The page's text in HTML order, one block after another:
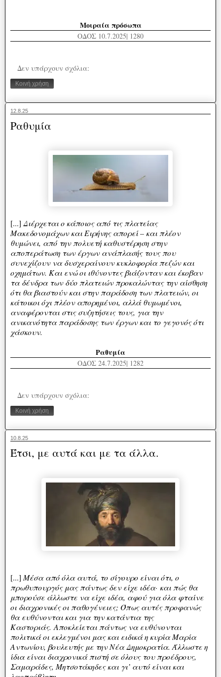
Μοιραία πρόσωπα
ΟΔΟΣ 10.7.2025| 1280
Δεν υπάρχουν σχόλια:
Κοινή χρήση
12.8.25
Ραθυμία
[...] Διέρχεται ο κάποιος από τις πλατείας
Μακεδονομάχων και Ειρήνης απορεί – και πλέον
θυμώνει, από την πολυετή καθυστέρηση στην
αποπεράτωση των έργων ανάπλασής τους που
συνεχίζουν να δυσχεραίνουν κυκλοφορία πεζών και
οχημάτων. Και ενώ οι ιθύνοντες βιάζονταν και έκοβαν
τα δένδρα των δύο πλατειών προκαλώντας την αίσθηση
ότι θα βιαστούν και στην παράδοση των πλατειών, οι
κάτοικοι όχι πλέον απορημένοι, αλλά θυμωμένοι,
αναφέρονται στις συζητήσεις τους, για την
ανικανότητα παράδοσης των έργων και το γεγονός ότι
χάσκουν.
Ραθυμία
ΟΔΟΣ 24.7.2025| 1282
Δεν υπάρχουν σχόλια:
Κοινή χρήση
10.8.25
Έτσι, με αυτά και με τα άλλα.
[...] Μέσα από όλα αυτά, το σίγουρο είναι ότι, ο
πρωθυπουργός μας πάντως δεν είχε ιδέα· και πώς θα
μπορούσε άλλωστε να είχε ιδέα, αφού για όλα φταίνε
οι διαχρονικές οι παθογένειες; Όπως αυτές προφανώς
θα ευθύνονται και για την κατάντια της
Καστοριάς. Αποκλείεται πάντως να ευθύνονται
πολιτικά οι εκλεγμένοι μας και ειδικά η κυρία Μαρία
Αντωνίου, βουλευτής με την Νέα Δημοκρατία. Άλλωστε η
ίδια είναι διαχρονικά πιστή σε όλους του προέδρους,
Σαμαράδες, Μητσοτάκηδες και γι’ αυτό είναι και